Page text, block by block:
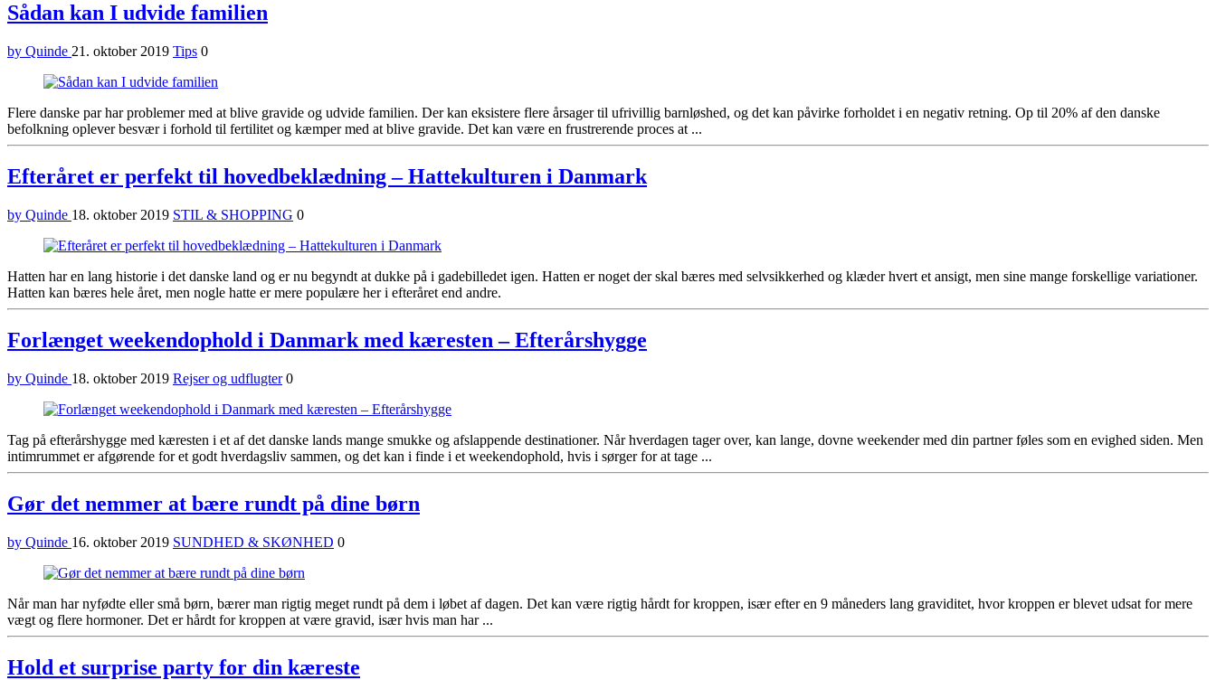
Sådan kan I udvide familien
by Quinde 21. oktober 2019 Tips 0
Flere danske par har problemer med at blive gravide og udvide familien. Der kan eksistere flere årsager til ufrivillig barnløshed, og det kan påvirke forholdet i en negativ retning. Op til 20% af den danske
befolkning oplever besvær i forhold til fertilitet og kæmper med at blive gravide. Det kan være en frustrerende proces at ...
Efteråret er perfekt til hovedbeklædning – Hattekulturen i Danmark
by Quinde 18. oktober 2019 STIL & SHOPPING 0
Hatten har en lang historie i det danske land og er nu begyndt at dukke på i gadebilledet igen. Hatten er noget der skal bæres med selvsikkerhed og klæder hvert et ansigt, men sine mange forskellige variationer.
Hatten kan bæres hele året, men nogle hatte er mere populære her i efteråret end andre.
Forlænget weekendophold i Danmark med kæresten – Efterårshygge
by Quinde 18. oktober 2019 Rejser og udflugter 0
Tag på efterårshygge med kæresten i et af det danske lands mange smukke og afslappende destinationer. Når hverdagen tager over, kan lange, dovne weekender med din partner føles som en evighed siden. Men
intimrummet er afgørende for et godt hverdagsliv sammen, og det kan i finde i et weekendophold, hvis i sørger for at tage ...
Gør det nemmer at bære rundt på dine børn
by Quinde 16. oktober 2019 SUNDHED & SKØNHED 0
Når man har nyfødte eller små børn, bærer man rigtig meget rundt på dem i løbet af dagen. Det kan være rigtig hårdt for kroppen, især efter en 9 måneders lang graviditet, hvor kroppen er blevet udsat for mere
vægt og flere hormoner. Det er hårdt for kroppen at være gravid, især hvis man har ...
Hold et surprise party for din kæreste